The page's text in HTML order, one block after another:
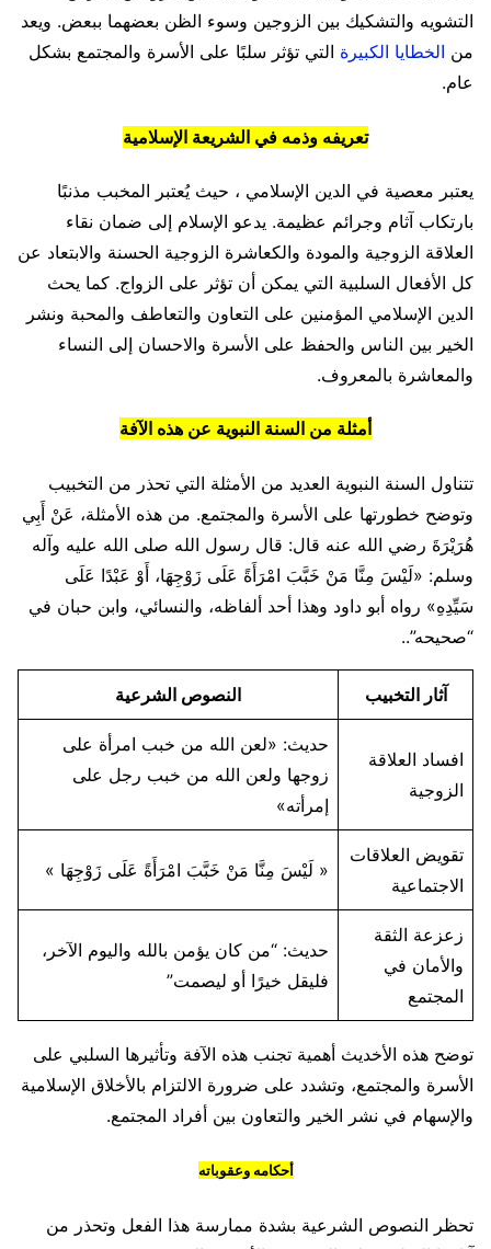
التشويه والتشكيك بين الزوجين وسوء الظن بعضهما ببعض. ويعد
من الخطايا الكبيرة التي تؤثر سلبًا على الأسرة والمجتمع بشكل
عام.
تعريفه وذمه في الشريعة الإسلامية
يعتبر معصية في الدين الإسلامي ، حيث يُعتبر المخبب مذنبًا
بارتكاب آثام وجرائم عظيمة. يدعو الإسلام إلى ضمان نقاء
العلاقة الزوجية والمودة والكعاشرة الزوجية الحسنة والابتعاد عن
كل الأفعال السلبية التي يمكن أن تؤثر على الزواج. كما يحث
الدين الإسلامي المؤمنين على التعاون والتعاطف والمحبة ونشر
الخير بين الناس والحفظ على الأسرة والاحسان إلى النساء
والمعاشرة بالمعروف.
أمثلة من السنة النبوية عن هذه الآفة
تتناول السنة النبوية العديد من الأمثلة التي تحذر من التخبيب
وتوضح خطورتها على الأسرة والمجتمع. من هذه الأمثلة، عَنْ أَبِي
هُرَيْرَةَ رضي الله عنه قال: قال رسول الله صلى الله عليه وآله
وسلم: «لَيْسَ مِنَّا مَنْ خَبَّبَ امْرَأَةً عَلَى زَوْجِهَا، أَوْ عَبْدًا عَلَى
سَيِّدِهِ» رواه أبو داود وهذا أحد ألفاظه، والنسائي، وابن حبان في
“صحيحه”..
آثار التخبيب النصوص الشرعية
افساد العلاقة
الزوجية
حديث: «لعن الله من خبب امرأة على
زوجها ولعن الله من خبب رجل على
إمرأته»
تقويض العلاقات
الاجتماعية
« لَيْسَ مِنَّا مَنْ خَبَّبَ امْرَأَةً عَلَى زَوْجِهَا »
زعزعة الثقة
والأمان في
المجتمع
حديث: “من كان يؤمن بالله واليوم الآخر،
فليقل خيرًا أو ليصمت”
توضح هذه الأخديث أهمية تجنب هذه الآفة وتأثيرها السلبي على
الأسرة والمجتمع، وتشدد على ضرورة الالتزام بالأخلاق الإسلامية
والإسهام في نشر الخير والتعاون بين أفراد المجتمع.
أحكامه وعقوباته
تحظر النصوص الشرعية بشدة ممارسة هذا الفعل وتحذر من